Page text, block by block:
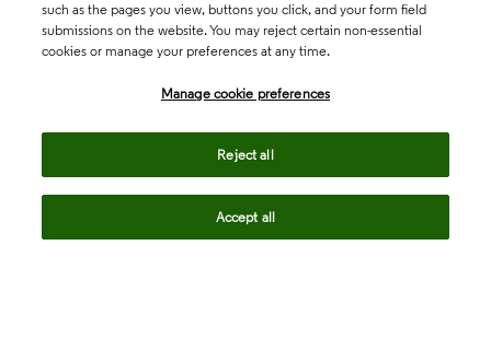
such as the pages you view, buttons you click, and your form field
submissions on the website. You may reject certain non-essential
cookies or manage your preferences at any time.
Manage cookie preferences
Reject all
Accept all